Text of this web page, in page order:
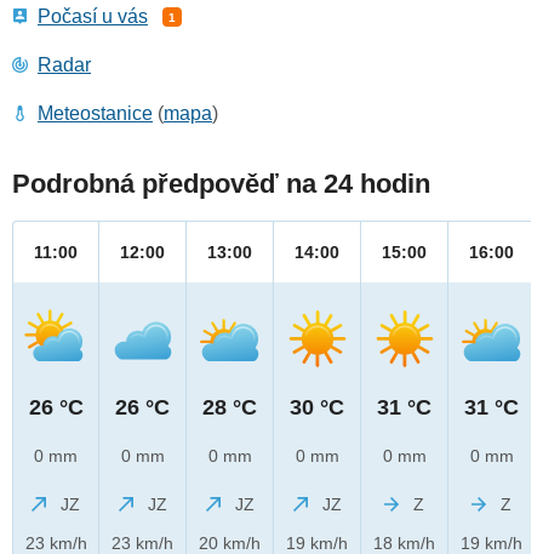
Počasí u vás 1
Radar
Meteostanice (mapa)
Podrobná předpověď na 24 hodin
11:00
26 °C
0 mm
JZ
23 km/h
12:00
26 °C
0 mm
JZ
23 km/h
13:00
28 °C
0 mm
JZ
20 km/h
14:00
30 °C
0 mm
JZ
19 km/h
15:00
31 °C
0 mm
Z
18 km/h
16:00
31 °C
0 mm
Z
19 km/h